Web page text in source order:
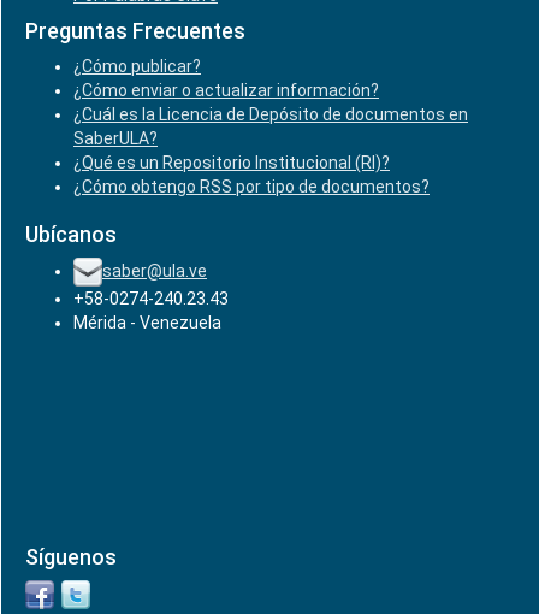
Preguntas Frecuentes
¿Cómo publicar?
¿Cómo enviar o actualizar información?
¿Cuál es la Licencia de Depósito de documentos en
SaberULA?
¿Qué es un Repositorio Institucional (RI)?
¿Cómo obtengo RSS por tipo de documentos?
Ubícanos
saber@ula.ve
+58-0274-240.23.43
Mérida - Venezuela
Síguenos